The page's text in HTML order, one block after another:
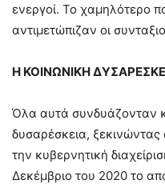
ενεργοί. Το χαμηλότερο
αντιμετώπιζαν οι
Η ΚΟΙΝΩΝΙΚΗ
Όλα αυτά συνδυάζονταν
δυσαρέσκεια, ξεκινώντας
την κυβερνητική
Δεκέμβριο του 2020 το